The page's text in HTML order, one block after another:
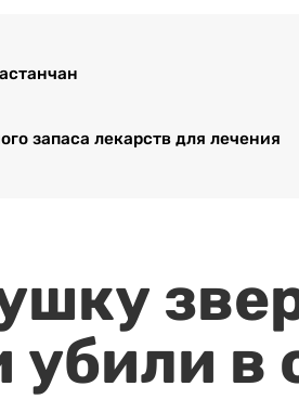
запаса лекарств для лечения
убили